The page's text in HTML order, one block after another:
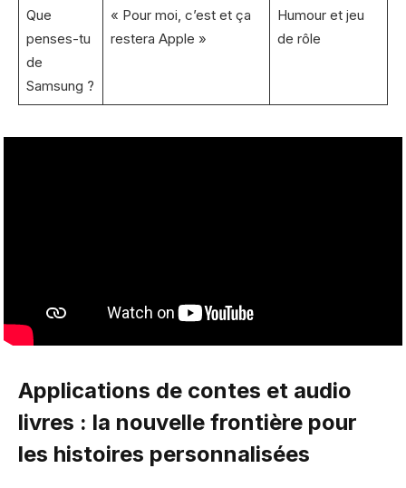
Que
penses-tu
de
Samsung ?
« Pour moi, c’est et ça
restera Apple »
Humour et jeu
de rôle
Applications de contes et audio
livres : la nouvelle frontière pour
les histoires personnalisées